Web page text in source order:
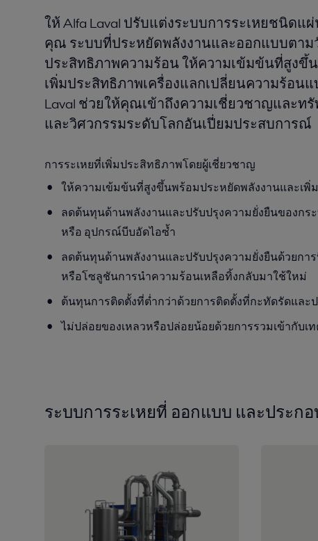
ให้ Alfa Laval ปรับแต่งระบบการระเหยชนิดแ
คุณ ระบบที่ประหยัดพลังงานและออกแบบตาม
ประสิทธิภาพความร้อน ให้ความเข้มข้นที่สูงขึ้
เพิ่มประสิทธิภาพเครื่องแลกเปลี่ยนความร้อน
Laval ช่วยให้คุณเข้าถึงความเชี่ยวชาญและท
และวิศวกรรมระดับโลกอันเปี่ยมประสบการณ์
การระเหยที่เพิ่มประสิทธิภาพโดยผู้เชี่ยวชาญ
ให้ความเข้มข้นที่สูงขึ้นพร้อมประหยัดพลังงานและเ
ลดต้นทุนด้านพลังงานและปรับปรุงความยั่งยืนของกร
หรือ อุปกรณ์บีบอัดไอซ้ำ
ลดต้นทุนด้านพลังงานและปรับปรุงความยั่งยืนด้วยกา
หรือโซลูชันการนำความร้อนเหลือทิ้งกลับมาใช้ใหม่
ต้นทุนการติดตั้งที่ต่ำกว่าด้วยการติดตั้งที่กะทัดรัดและ
ไม่ปล่อยของเหลวหรือปล่อยน้อยด้วยการรวมเข้ากับเ
ระบบการระเหยที่ ออกแบบ และประก